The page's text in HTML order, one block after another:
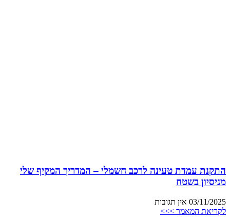
התקנת עמדת טעינה לרכב חשמלי – המדריך המקיף שלי
מניסיון בשטח
03/11/2025 אין תגובות
לקריאת המאמר >>>